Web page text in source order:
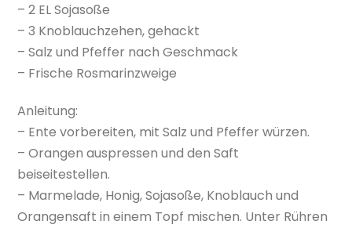
– 2 EL Sojasoße
– 3 Knoblauchzehen, gehackt
– Salz und Pfeffer nach Geschmack
– Frische Rosmarinzweige
Anleitung:
– Ente vorbereiten, mit Salz und Pfeffer würzen.
– Orangen auspressen und den Saft
beiseitestellen.
– Marmelade, Honig, Sojasoße, Knoblauch und
Orangensaft in einem Topf mischen. Unter Rühren